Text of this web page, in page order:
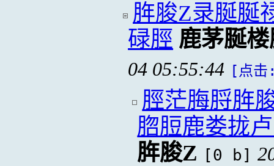
脌脧Z录脠脠
碌脛 鹿茅脠
04 05:55:44 [点
脛茫脢脟脌
脗脰鹿娄拢
脌脧Z
[0 b]